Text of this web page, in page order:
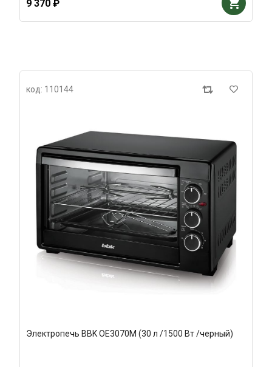
9 370 ₽
код: 110144
Электропечь BBK OE3070M (30 л /1500 Вт /черный)